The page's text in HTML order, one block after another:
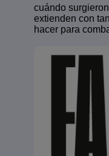
cuándo
extienden con
hacer para